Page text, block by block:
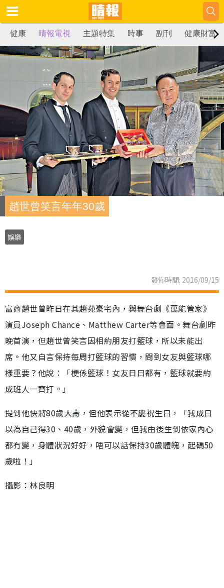
健康 晴報電視 主題特集 時事 副刊 健康財富
趙世曾笑言年年30歲
娛樂
發佈時間: 2016/09/15
富商趙世曾昨日在其趙苑豪宅內，與舞台劇《萬能管家》
演員Joseph Chance、Matthew Carter等會面。舞台劇昨
晚首演，但趙世曾笑言因相約朋友打籃球，所以未能出
席。他又自言保持每周打籃球的習慣，問到女友與籃球哪
樣重要？他說：「梗係籃球！女友日日都有，籃球就要約
成班人一齊打。」
提到他快將80歲大壽，但他表示從不慶祝生日，「我成日
以為自己得30、40歲，外貌會變，但我由後生到依家內心
都冇變，身體狀況好好，唔可以話保持30歲體魄，起碼50
歲啦！」
攝影：林良明